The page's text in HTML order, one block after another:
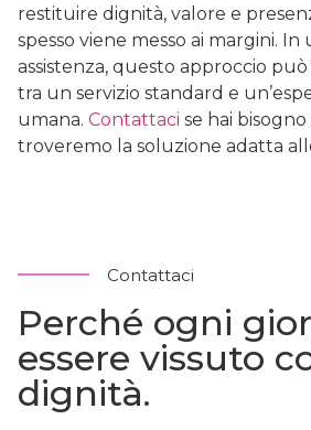
restituire dignità, valore e
spesso viene messo ai margini.
assistenza, questo approccio
tra un servizio standard e
umana. Contattaci se hai
troveremo la soluzione adatta
Contattaci
Perché ogni
essere vissuto
dignità.